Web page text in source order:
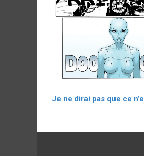
Je ne dirai pas que ce